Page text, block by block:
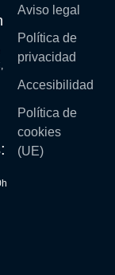
Aviso legal
Política de
privacidad
Accesibilidad
Política de
cookies
(UE)